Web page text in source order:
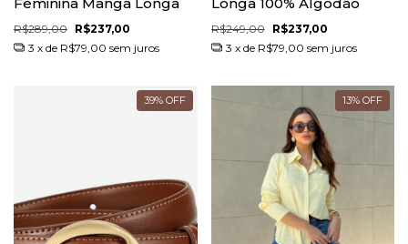
R$289,00 R$237,00
3 x de R$79,00 sem juros
R$249,00
R$237,00
3 x de R$79,00 sem juros
39% OFF 13% OFF